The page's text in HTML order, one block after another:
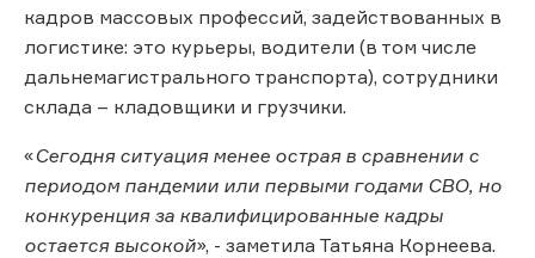
кадров массовых профессий, задействованных в
логистике: это курьеры, водители (в том числе
дальнемагистрального транспорта), сотрудники
склада – кладовщики и грузчики.
«Сегодня ситуация менее острая в сравнении с
периодом пандемии или первыми годами СВО, но
конкуренция за квалифицированные кадры
остается высокой», - заметила Татьяна Корнеева.